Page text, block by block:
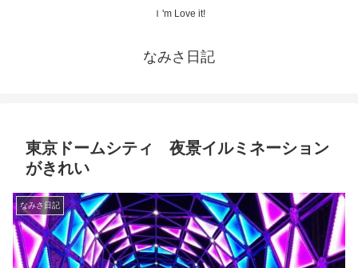
Ｉ'm Love it!
なみさ日記
東京ドームシティ 夜景イルミネーション
がきれい
なみさ日記